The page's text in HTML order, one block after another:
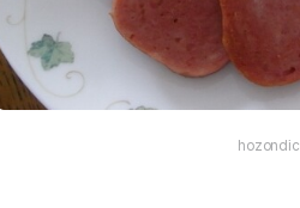
hozondic